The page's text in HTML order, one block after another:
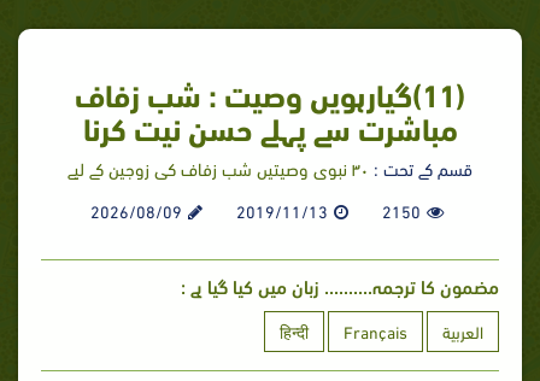
(11)گیارہویں وصیت : شب زفاف
مباشرت سے پہلے حسن نیت کرنا
قسم کے تحت : ۳۰ نبوی وصیتیں شب زفاف کی زوجین کے لیے
2150
2019/11/13
2026/08/09
مضمون کا ترجمہ.......... زبان میں کیا گیا ہے :
العربية Français
हिन्दी